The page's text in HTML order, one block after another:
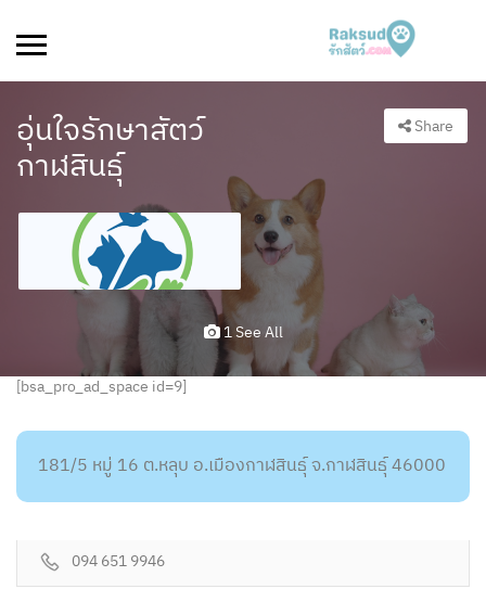
อุ่นใจรักษาสัตว์
กาฬสินธุ์
Share
1 See All
[bsa_pro_ad_space id=9]
181/5 หมู่ 16 ต.หลุบ อ.เมืองกาฬสินธุ์ จ.กาฬสินธุ์ 46000
094 651 9946